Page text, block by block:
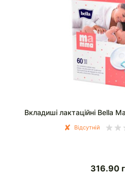
Вкладиші лактаційні Bella
Відсутній
316.90